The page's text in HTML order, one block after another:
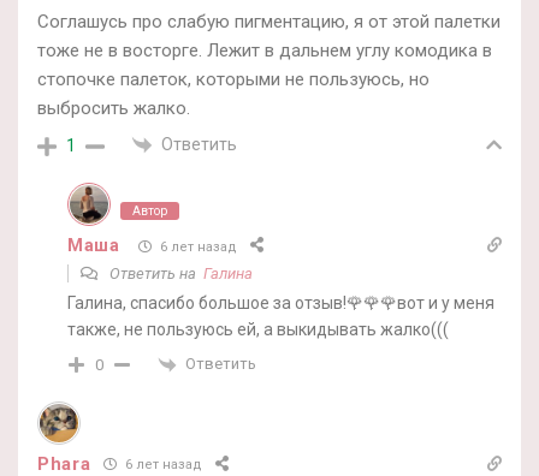
Соглашусь про слабую пигментацию, я от этой палетки
тоже не в восторге. Лежит в дальнем углу комодика в
стопочке палеток, которыми не пользуюсь, но
выбросить жалко.
1 Ответить
Автор
Маша 6 лет назад
Ответить на Галина
Галина, спасибо большое за отзыв!🌹🌹🌹вот и у меня
также, не пользуюсь ей, а выкидывать жалко(((
0 Ответить
Phara 6 лет назад